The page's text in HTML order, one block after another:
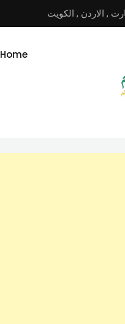
, الاردن , الكويت
Home